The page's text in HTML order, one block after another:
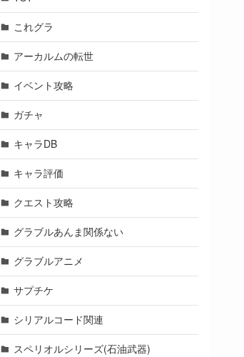
これグラ
アーカルムの転世
イベント攻略
ガチャ
キャラDB
キャラ評価
クエスト攻略
グラブルあんま関係ない
グラブルアニメ
サプチケ
シリアルコード関連
スペリオルシリーズ(石油武器)